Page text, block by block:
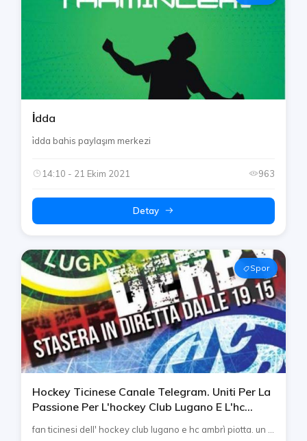
İdda
i̇dda bahis paylaşım merkezi
14:10 - 21 Ekim 2021 963
Detay
Spor
Hockey Ticinese Canale Telegram. Uniti Per La
Passione Per L'hockey Club Lugano E L'hc
fan ticinesi dell' hockey club lugano e hc ambrì piotta. un ...